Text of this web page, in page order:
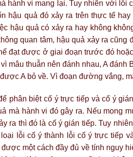
hành vi mang lại. Tuy nhiên với
hậu quả đó xảy ra trên thực tế
hậu quả có xảy ra hay không
quan tâm, hậu quả xảy ra
đạt được ở giai đoạn trước đó
vì mâu thuẫn nên đánh nhau, A
A bỏ về. Vì đoạn đường vắng,
phân biệt cố ý trực tiếp và cố ý
mà hành vi đó gây ra. Nếu mong
ra thì đó là cố ý gián tiếp. Tuy
lỗi cố ý thành lỗi cố ý trực tiếp
một cách đầy đủ về tính nguy